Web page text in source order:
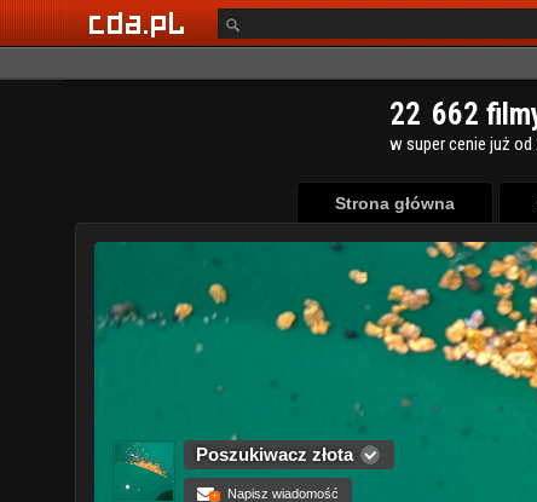
Strona główna
Poszukiwacz złota
+ Napisz wiadomość